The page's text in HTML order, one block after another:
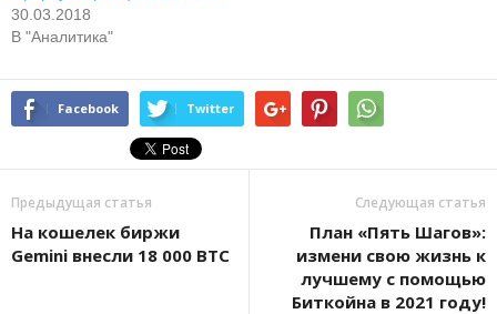
30.03.2018
В "Аналитика"
Facebook Twitter
Предыдущая статья
На кошелек биржи
Gemini внесли 18 000 BTC
Следующая статья
План «Пять Шагов»:
измени свою жизнь к
лучшему с помощью
Биткойна в 2021 году!